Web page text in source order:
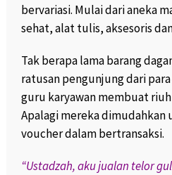
bervariasi. Mulai dari aneka
sehat, alat tulis, aksesoris
Tak berapa lama barang
ratusan pengunjung dari
guru karyawan membuat
Apalagi mereka dimudahkan
voucher dalam bertransaksi.
“Ustadzah, aku jualan telor